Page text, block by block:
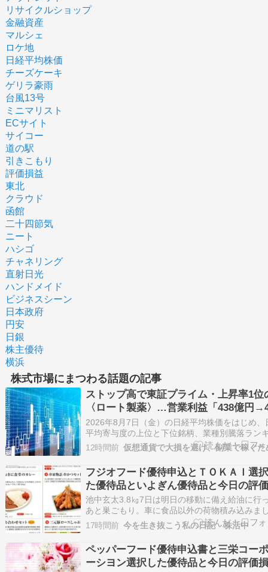
リサイクルショップ
金融資産
マルシェ
ロケ地
日経平均株価
チーズケーキ
ゲリラ豪雨
台風13号
ミニマリスト
ECサイト
サイコー
道の駅
引きこもり
評価損益
東北
クラウド
函館
二十四節気
ニート
ハシゴ
チャネリング
直射日光
ハンドメイド
ビジネスシーン
日本政府
円安
日銀
株主優待
横浜
株式市場にまつわる話題の記事
ストップ高で東証プライム・上昇率1位
〈ロート製薬〉…営業利益「438億円
億円」へ上方修正、好決算の背景は？
7日の国内株式市場概況】 – 日経平均概
2026年8月7日（金）の日経平均株価をはじめ、
平均寄与度の上位と下位銘柄、業種別騰落ラン
グ、東証プライム市場に上場している個別株式
12時間前
フジオフード優待申込とＴＯＫＡＩ選
た優待品といよぎん優待品と今日の評
益
池中玄太3.8㎏7日は明日の移動に備え給油に行
あと巣ごもり。車に食品以外の荷物積み込みま
た。１年半年ぶりの県外脱出です。長距離運転
ぶりで時間に余裕をもって。３日くらい留守に
孫に会うのも３年ぶり。あの時園児だったのが
年と年長組に。無職になったのも合わせてリフ
17時間前 今を生き抜こう私の日記 株活中
ペッパーフード優待申込書と三栄コー
ーシヨン選択した優待品と今日の評価